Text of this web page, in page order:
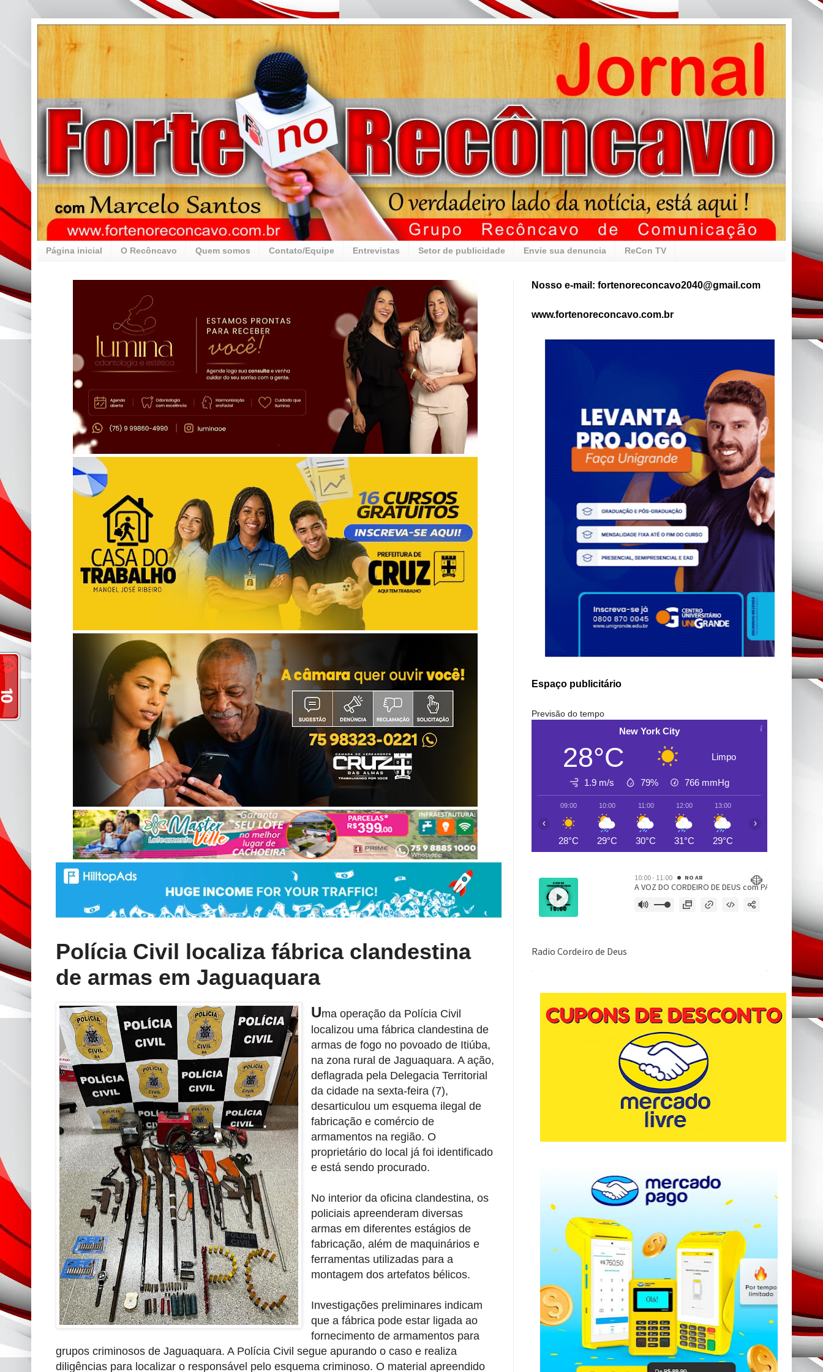
Página inicial O Recôncavo Quem somos Contato/Equipe Entrevistas Setor de publicidade Envie sua denuncia ReCon TV
Polícia Civil localiza fábrica clandestina
de armas em Jaguaquara
Uma operação da Polícia Civil
localizou uma fábrica clandestina de
armas de fogo no povoado de Itiúba,
na zona rural de Jaguaquara. A ação,
deflagrada pela Delegacia Territorial
da cidade na sexta-feira (7),
desarticulou um esquema ilegal de
fabricação e comércio de
armamentos na região. O
proprietário do local já foi identificado
e está sendo procurado.
No interior da oficina clandestina, os
policiais apreenderam diversas
armas em diferentes estágios de
fabricação, além de maquinários e
ferramentas utilizadas para a
montagem dos artefatos bélicos.
Investigações preliminares indicam
que a fábrica pode estar ligada ao
fornecimento de armamentos para
grupos criminosos de Jaguaquara. A Polícia Civil segue apurando o caso e realiza
diligências para localizar o responsável pelo esquema criminoso. O material apreendido
Nosso e-mail: fortenoreconcavo2040@gmail.com
www.fortenoreconcavo.com.br
Espaço publicitário
Previsão do tempo
New York City
28°C Limpo
1.9 m/s 79% 766 mmHg
09:00
28°C
10:00
29°C
11:00
30°C
12:00
31°C
13:00
29°C
‹ ›